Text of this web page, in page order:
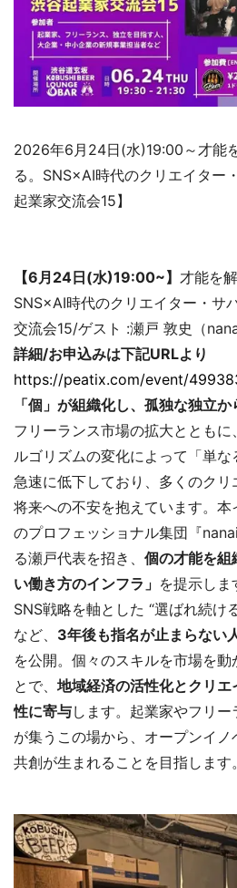
2026年6月24日(水)19:00～才能
る。SNS×AI時代のクリエイター
起業家交流会15】
【6月24日(水)19:00~】 才能を
SNS×AI時代のクリエイター・サ
交流会15/ゲスト :瀬戸 敦史（
詳細/お申込みは下記URLより
https://peatix.com/event/
「個」が組織化し、孤独な独立
フリーランス市場の拡大ととも
ルゴリズムの変化によって「単
急速に低下しており、多くのクリ
将来への不安を抱えています。
のプロフェッショナル集団『
る瀬戸代表を招き、 個の才能を組
い働き方のインフラ」 を提示し
SNS戦略を軸とした “選ばれ続け
など、 3年後も指名が止まらない
を公開。個々のスキルを市場を
とで、 地域経済の活性化とクリ
性に寄与します。起業家やフリ
が集うこの場から、オープンイ
共創が生まれることを目指します。